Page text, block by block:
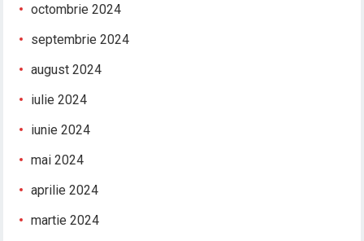
octombrie 2024
septembrie 2024
august 2024
iulie 2024
iunie 2024
mai 2024
aprilie 2024
martie 2024